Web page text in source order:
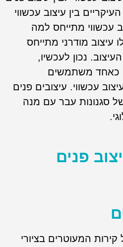
בין עיצוב עכשווי
עכשווי מתייחס למה
עיצוב מודרני מתייחס
נכון לעכשיו,
כאחד משתמשים
עכשווי. עיצובים פנים
סגנונות עבר עם מנה
פנים
המעוטרים בציורי